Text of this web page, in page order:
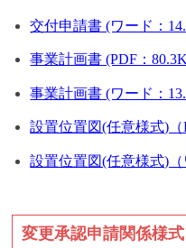
交付申請書 (ワード：
事業計画書 (PDF：
事業計画書 (ワード：
設置位置図(任意様式)（
設置位置図(任意様式)（
変更承認申請関係様式